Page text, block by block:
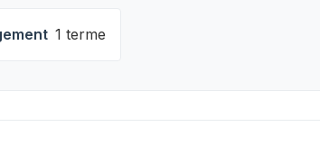
1 terme